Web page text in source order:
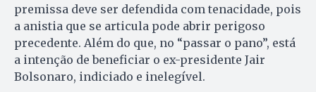
premissa deve ser defendida com tenacidade, pois
a anistia que se articula pode abrir perigoso
precedente. Além do que, no “passar o pano”, está
a intenção de beneficiar o ex-presidente Jair
Bolsonaro, indiciado e inelegível.